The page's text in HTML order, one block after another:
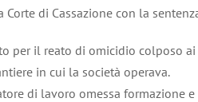
di Cassazione con la
per il reato di omicidio colposo
in cui la società operava.
di lavoro omessa